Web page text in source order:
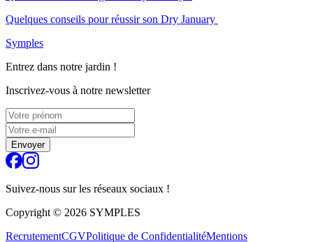
Quelques conseils pour réussir son Dry January
Symples
Entrez dans notre jardin !
Inscrivez-vous à notre newsletter
Envoyer
Suivez-nous sur les réseaux sociaux !
Copyright © 2026 SYMPLES
RecrutementCGVPolitique de ConfidentialitéMentions